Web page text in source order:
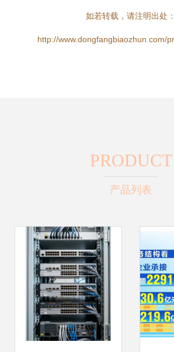
如若转载，请注明出处：
http://www.dongfangbiaozhun.com/
PRODUCT
产品列表